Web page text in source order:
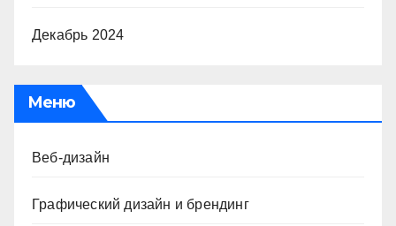
Декабрь 2024
Меню
Веб-дизайн
Графический дизайн и брендинг